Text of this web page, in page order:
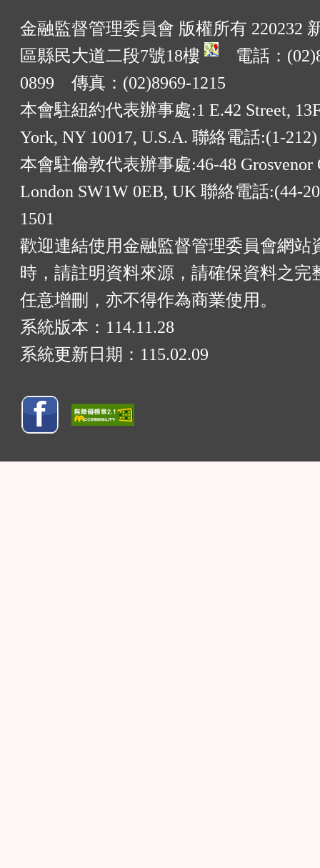
金融監督管理委員會 版權所有 220232
區縣民大道二段7號18樓
電話：
0899 傳真：(02)8969-1215
本會駐紐約代表辦事處:1 E.42 Street,
York, NY 10017, U.S.A. 聯絡電話:(1-212)
本會駐倫敦代表辦事處:46-48 Grosvenor
London SW1W 0EB, UK 聯絡電話:(44-
1501
歡迎連結使用金融監督管理委員會網站
時，請註明資料來源，請確保資料之完
任意增刪，亦不得作為商業使用。
系統版本： 114.11.28
系統更新日期： 115.02.09